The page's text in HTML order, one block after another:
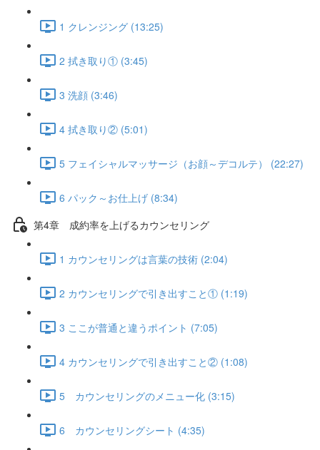
1 クレンジング (13:25)
2 拭き取り① (3:45)
3 洗顔 (3:46)
4 拭き取り② (5:01)
5 フェイシャルマッサージ（お顔～デコルテ） (22:27)
6 パック～お仕上げ (8:34)
第4章 成約率を上げるカウンセリング
1 カウンセリングは言葉の技術 (2:04)
2 カウンセリングで引き出すこと① (1:19)
3 ここが普通と違うポイント (7:05)
4 カウンセリングで引き出すこと② (1:08)
5 カウンセリングのメニュー化 (3:15)
6 カウンセリングシート (4:35)